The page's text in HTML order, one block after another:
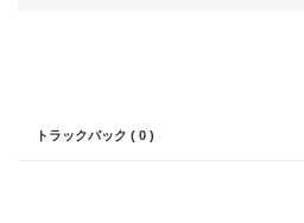
トラックバック ( 0 )